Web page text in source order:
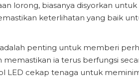
lorong, biasanya disyorkan
keterlihatan yang baik
penting untuk memberi
ia terus berfungsi
cekap tenaga untuk